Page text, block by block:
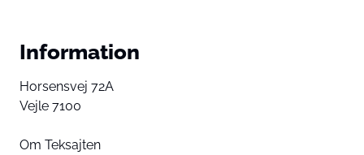
Information
Horsensvej 72A
Vejle 7100
Om Teksajten